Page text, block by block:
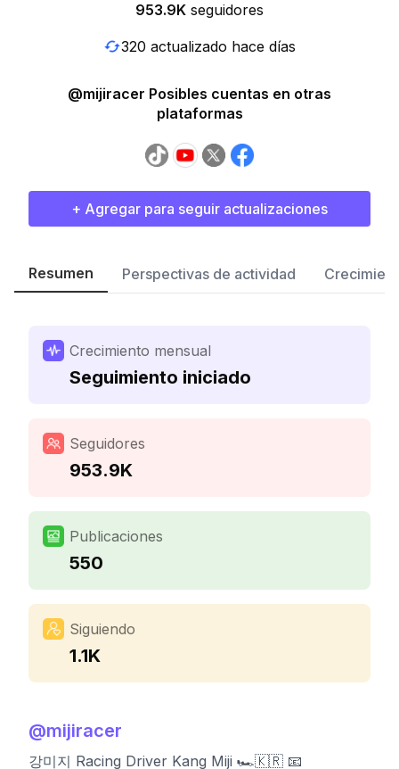
953.9K seguidores
320 actualizado hace días
@mijiracer Posibles cuentas en otras
plataformas
+ Agregar para seguir actualizaciones
Resumen Perspectivas de actividad
Crecimiento mensual
Seguimiento iniciado
Seguidores
953.9K
Publicaciones
550
Siguiendo
1.1K
@mijiracer
강미지 Racing Driver Kang Miji 🏎🇰🇷 📧